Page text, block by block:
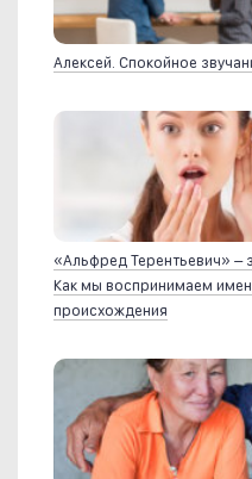
Алексей. Спокойное
«Альфред Терентьевич» –
Как мы воспринимаем
происхождения